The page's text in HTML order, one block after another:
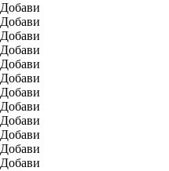
Добави
Добави
Добави
Добави
Добави
Добави
Добави
Добави
Добави
Добави
Добави
Добави